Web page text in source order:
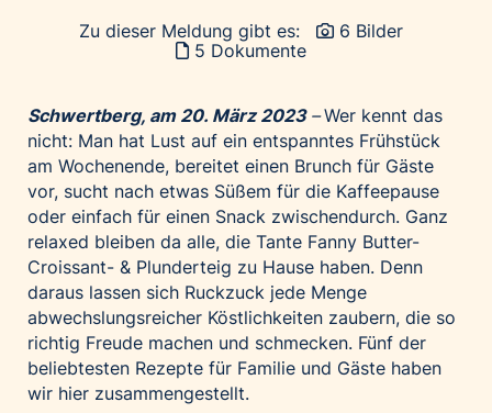
öbv – Österreichischer Bundesverlag
Palfinger AG
Polestar
REXEL Austria
Starbucks
Superbrands Austria
Tante Fanny
Vollpension
win2day
Wolt
Zu dieser Meldung gibt es:
6 Bilder
5 Dokumente
Schwertberg, am 20. März 2023–Wer kennt das
nicht: Man hat Lust auf ein entspanntes Frühstück
am Wochenende, bereitet einen Brunch für Gäste
vor, sucht nach etwas Süßem für die Kaffeepause
oder einfach für einen Snack zwischendurch. Ganz
relaxed bleiben da alle, die Tante Fanny Butter-
Croissant- & Plunderteig zu Hause haben. Denn
daraus lassen sich Ruckzuck jede Menge
abwechslungsreicher Köstlichkeiten zaubern, die so
richtig Freude machen und schmecken. Fünf der
beliebtesten Rezepte für Familie und Gäste haben
wir hier zusammengestellt.